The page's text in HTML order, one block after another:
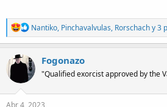
R
e
a
c
t
i
n
s
Nantiko, Pinchavalvulas, Rorschachy 3
Fogonazo
"Qualified exorcist approved by the
Abr 4, 2023